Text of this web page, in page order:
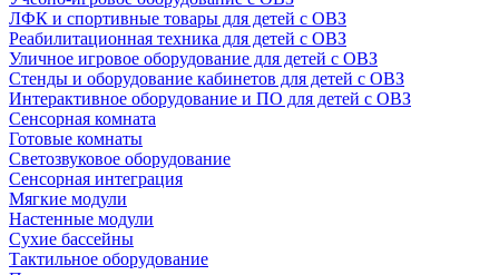
ЛФК и спортивные товары для детей с ОВЗ
Реабилитационная техника для детей с ОВЗ
Уличное игровое оборудование для детей с ОВЗ
Стенды и оборудование кабинетов для детей с ОВЗ
Интерактивное оборудование и ПО для детей с ОВЗ
Сенсорная комната
Готовые комнаты
Светозвуковое оборудование
Сенсорная интеграция
Мягкие модули
Настенные модули
Сухие бассейны
Тактильное оборудование